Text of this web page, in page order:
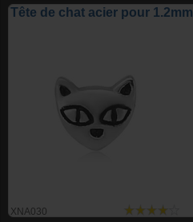
Tête de chat acier pour 1.2mm
XNA030